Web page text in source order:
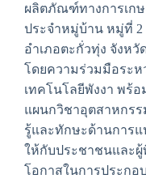
ผลิตภัณฑ์ทางการเก
ประจำหมู่บ้าน หมู่ที่ 2
อำเภอตะกั่วทุ่ง จังห
โดยความร่วมมือระห
เทคโนโลยีพังงา พร้
แผนกวิชาอุตสาหกรร
รู้และทักษะด้านการแ
ให้กับประชาชนและ
โอกาสในการประก